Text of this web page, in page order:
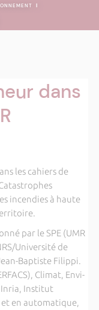
|
dans
les cahiers de
incendies à haute
par le SPE (UMR
Université de
Baptiste Filippi.
Climat, Envi-
Institut
en automatique,